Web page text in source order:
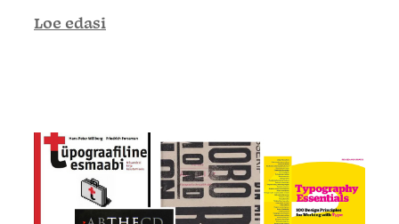
Loe edasi